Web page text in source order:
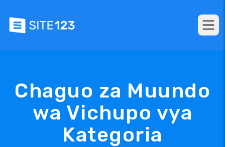
Chaguo za Muundo
wa Vichupo vya
Kategoria